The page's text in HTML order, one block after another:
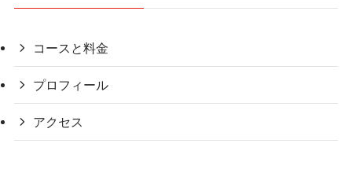
コースと料金
プロフィール
アクセス